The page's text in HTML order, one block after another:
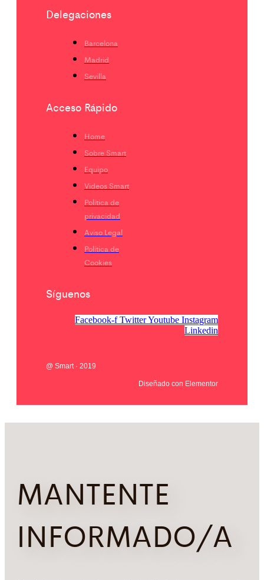
Delegaciones
Barcelona
Madrid
Sevilla
Acceso Rápido
Home
Sobre Smart
Equipo
Videos Smart
Política de
privacidad
Aviso Legal
Política de
Cookies
Síguenos
Facebook-f TwitterYoutube Instagram
Linkedin
@ Smart · 2019
Diseñado con Elementor
MANTENTE
INFORMADO/A